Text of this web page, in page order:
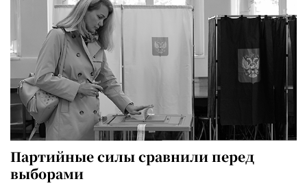
Партийные силы сравнили перед
выборами